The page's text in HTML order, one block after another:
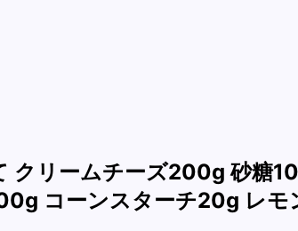
クリームチーズ200g 砂糖
コーンスターチ20g レモ